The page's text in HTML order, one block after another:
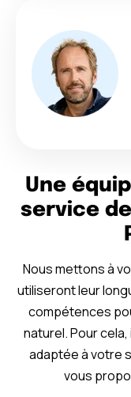
Une
service
Nous mettons à
utiliseront leur
compétences
naturel. Pour
adaptée à votre
vous